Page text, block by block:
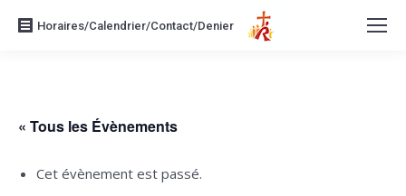
Horaires/Calendrier/Contact/Denier
« Tous les Évènements
Cet évènement est passé.